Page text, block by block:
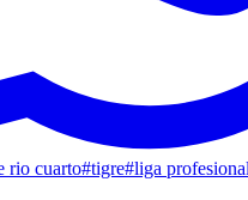
rio cuarto#tigre#liga profesional